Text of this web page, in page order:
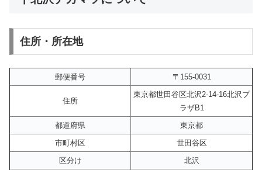
住所・所在地
郵便番号 〒155-0031
住所
東京都世田谷区北沢2-14-16北沢プ
ラザB1
都道府県
東京都
市町村区
世田谷区
区分け
北沢